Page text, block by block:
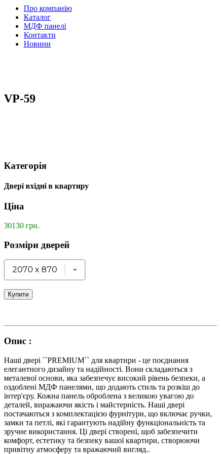
Про компанію
Каталог
МДФ панелі
Контакти
Новини
VP-59
Категорія
Двері вхідні в квартиру
Ціна
30130 грн.
Розміри дверей
Купити
Опис :
Наші двері ``PREMIUM`` для квартири - це поєднання
елегантного дизайну та надійності. Вони складаються з
металевої основи, яка забезпечує високий рівень безпеки, а
оздоблені МДФ панелями, що додають стиль та розкіш до
інтер'єру. Кожна панель оброблена з великою увагою до
деталей, виражаючи якість і майстерність. Наші двері
постачаються з комплектацією фурнітури, що включає ручки,
замки та петлі, які гарантують надійну функціональність та
зручне використання. Ці двері створені, щоб забезпечити
комфорт, естетику та безпеку вашої квартири, створюючи
привітну атмосферу та вражаючий вигляд..